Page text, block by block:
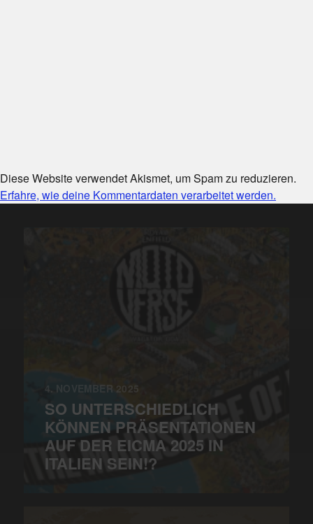
Diese Website verwendet Akismet, um Spam zu reduzieren.
Erfahre, wie deine Kommentardaten verarbeitet werden.
4. NOVEMBER 2025
SO UNTERSCHIEDLICH
KÖNNEN PRÄSENTATIONEN
AUF DER EICMA 2025 IN
ITALIEN SEIN!?